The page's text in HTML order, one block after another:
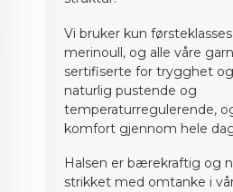
Vi bruker kun
merinoull, og alle våre
sertifiserte for trygghet
naturlig pustende og
temperaturregulerende,
komfort gjennom hele
Halsen er bærekraftig og
strikket med omtanke i